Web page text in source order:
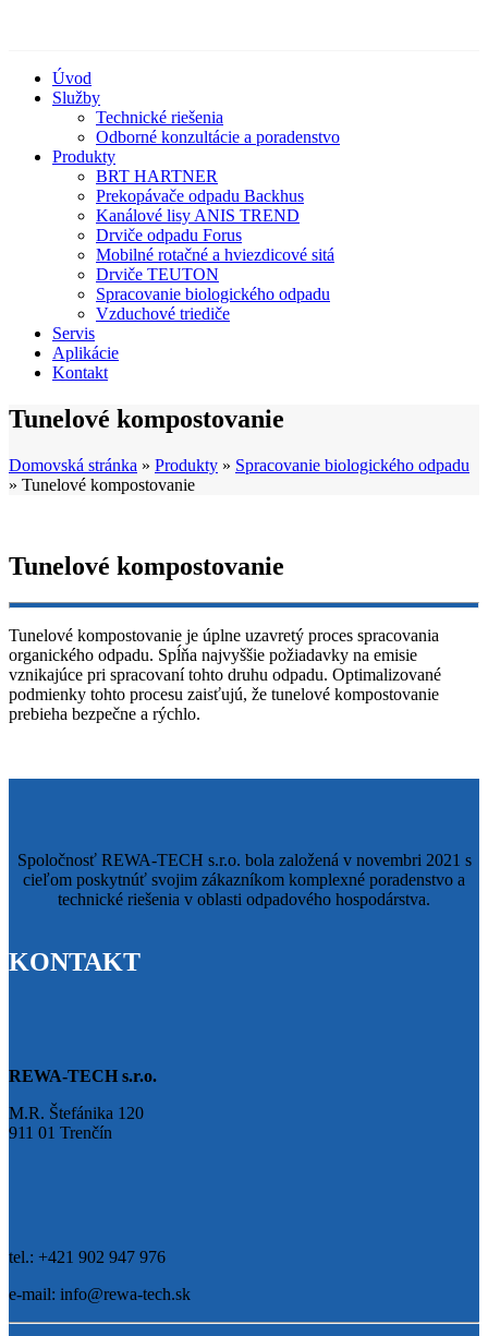
Úvod
Služby
Technické riešenia
Odborné konzultácie a poradenstvo
Produkty
BRT HARTNER
Prekopávače odpadu Backhus
Kanálové lisy ANIS TREND
Drviče odpadu Forus
Mobilné rotačné a hviezdicové sitá
Drviče TEUTON
Spracovanie biologického odpadu
Vzduchové triediče
Servis
Aplikácie
Kontakt
Tunelové kompostovanie
Domovská stránka » Produkty » Spracovanie biologického odpadu
» Tunelové kompostovanie
Tunelové kompostovanie
Tunelové kompostovanie je úplne uzavretý proces spracovania
organického odpadu. Spĺňa najvyššie požiadavky na emisie
vznikajúce pri spracovaní tohto druhu odpadu. Optimalizované
podmienky tohto procesu zaisťujú, že tunelové kompostovanie
prebieha bezpečne a rýchlo.
Spoločnosť REWA-TECH s.r.o. bola založená v novembri 2021 s
cieľom poskytnúť svojim zákazníkom komplexné poradenstvo a
technické riešenia v oblasti odpadového hospodárstva.
KONTAKT
REWA-TECH s.r.o.
M.R. Štefánika 120
911 01 Trenčín
tel.: +421 902 947 976
e-mail: info@rewa-tech.sk